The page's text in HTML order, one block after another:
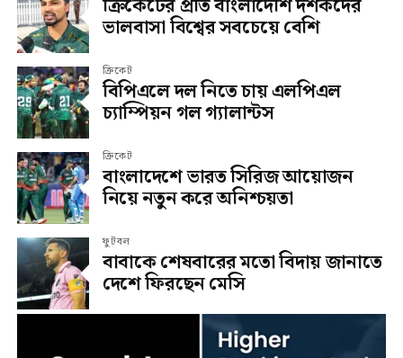
ভালবাসা বিশ্বের সবচেয়ে বেশি
ক্রিকেট
বিপিএলে দল নিতে চায় এলপিএল
চ্যাম্পিয়ন গল গ্যালান্টস
ক্রিকেট
বাংলাদেশে ভারত সিরিজ আয়োজন
নিয়ে নতুন করে অনিশ্চয়তা
ফুটবল
বাবাকে শেষবারের মতো বিদায় জানাতে
দেশে ফিরছেন মেসি